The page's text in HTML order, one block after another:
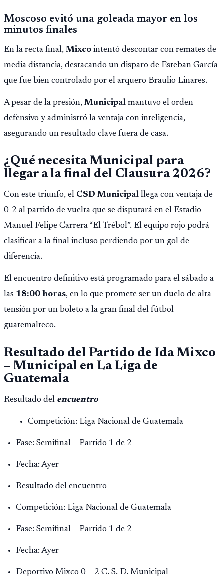
difundida por CDAG.
Moscoso evitó una goleada mayor en los
minutos finales
En la recta final, Mixco intentó descontar con remates de
media distancia, destacando un disparo de Esteban García
que fue bien controlado por el arquero Braulio Linares.
A pesar de la presión, Municipal mantuvo el orden
defensivo y administró la ventaja con inteligencia,
asegurando un resultado clave fuera de casa.
¿Qué necesita Municipal para
llegar a la final del Clausura 2026?
Con este triunfo, el CSD Municipal llega con ventaja de
0-2 al partido de vuelta que se disputará en el Estadio
Manuel Felipe Carrera “El Trébol”. El equipo rojo podrá
clasificar a la final incluso perdiendo por un gol de
diferencia.
El encuentro definitivo está programado para el sábado a
las 18:00 horas, en lo que promete ser un duelo de alta
tensión por un boleto a la gran final del fútbol
guatemalteco.
Resultado del Partido de Ida Mixco
– Municipal en La Liga de
Guatemala
Resultado del encuentro
Competición: Liga Nacional de Guatemala
Fase: Semifinal – Partido 1 de 2
Fecha: Ayer
Resultado del encuentro
Competición: Liga Nacional de Guatemala
Fase: Semifinal – Partido 1 de 2
Fecha: Ayer
Deportivo Mixco 0 – 2 C. S. D. Municipal